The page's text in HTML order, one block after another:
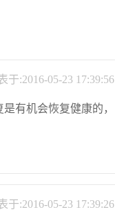
于:2016-05-23 17:39:56
有机会恢复健康的，
于:2016-05-23 17:39:26